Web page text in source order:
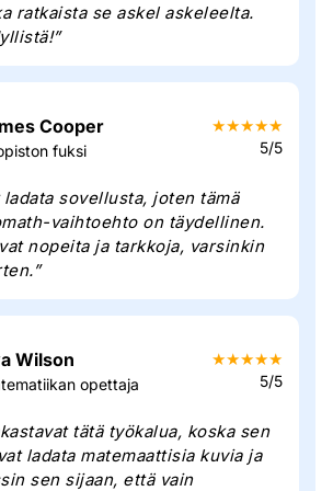
ratkaista se askel askeleelta.
Cooper
fuksi
★★★★★
5/5
ladata sovellusta, joten tämä
vaihtoehto on täydellinen.
nopeita ja tarkkoja, varsinkin
Wilson
opettaja
★★★★★
5/5
tätä työkalua, koska sen
ladata matemaattisia kuvia ja
sen sijaan, että vain